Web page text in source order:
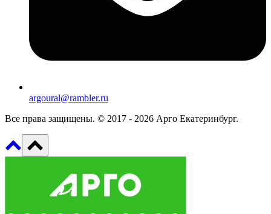
argoural@rambler.ru
Все права защищены. © 2017 - 2026 Арго Екатеринбург.